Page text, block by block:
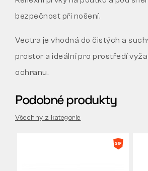
bezpečnost při nošení.
Vectra je vhodná do čistých a
prostor a ideální pro prostředí
ochranu.
Podobné produkty
Všechny z kategorie